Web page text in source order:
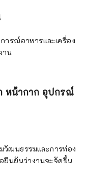
รณ์อาหารและเครื่อง
าน
หน้ากาก อุปกรณ์
วัฒนธรรมและการท่อง
ยืนยันว่างานจะจัดขึ้น